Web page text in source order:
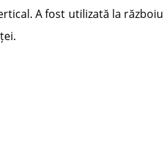
A fost utilizată la